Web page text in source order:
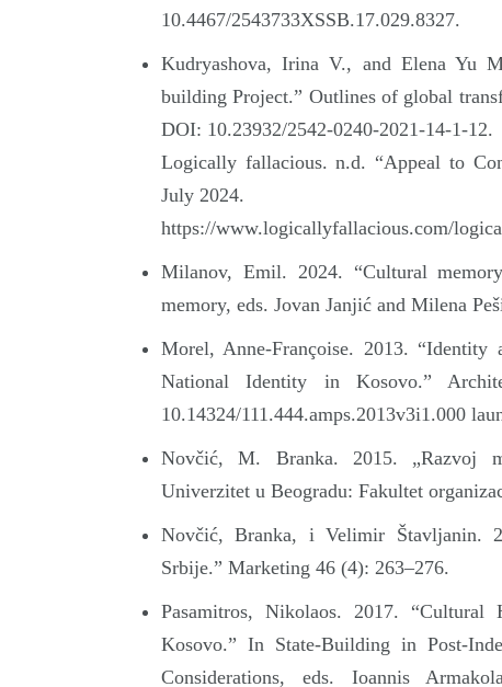
10.4467/2543733XSSB.17.029.8327.
Kudryashova, Irina V., and Elena Yu
building Project.” Outlines of global
DOI: 10.23932/2542-0240-2021-14-1-12.
Logically fallacious. n.d. “Appeal to
July 2024.
https://www.logicallyfallacious.com/
Milanov, Emil. 2024. “Cultural
memory, eds. Jovan Janjić and Milena
Morel, Anne-Françoise. 2013.
National Identity in Kosovo.”
10.14324/111.444.amps.2013v3i1.000
Novčić, M. Branka. 2015. „Razvoj
Univerzitet u Beogradu: Fakultet
Novčić, Branka, i Velimir Štavljanin.
Srbije.” Marketing 46 (4): 263–276.
Pasamitros, Nikolaos. 2017. “Cultural
Kosovo.” In State-Building in Post-
Considerations, eds. Ioannis